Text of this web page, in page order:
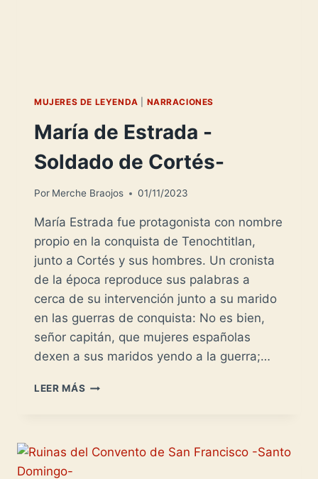
MUJERES DE LEYENDA NARRACIONES
María de Estrada -
Soldado de Cortés-
Por Merche Braojos 01/11/2023
María Estrada fue protagonista con nombre
propio en la conquista de Tenochtitlan,
junto a Cortés y sus hombres. Un cronista
de la época reproduce sus palabras a
cerca de su intervención junto a su marido
en las guerras de conquista: No es bien,
señor capitán, que mujeres españolas
dexen a sus maridos yendo a la guerra;…
LEER MÁS MARÍA
SOLDADO
DE